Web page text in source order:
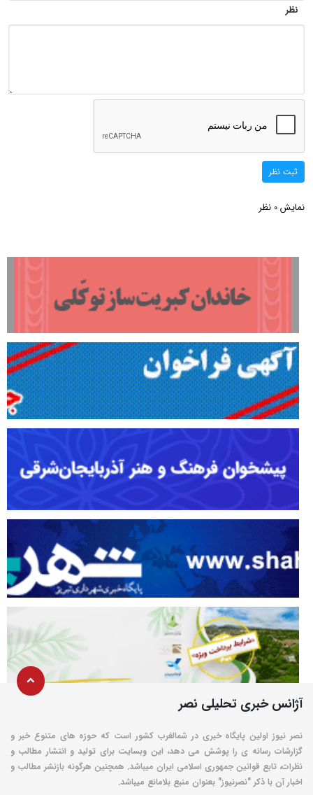
نظر
ثبت نظر
نمایش 0 نظر
آژانس خبری تحلیلی نصر
نصر نیوز اولین پایگاه خبری در شمالغرب کشور است که حوزه های متنوع خبر و
گزارشات رسانه ی را پوشش می دهد، این وبسایت برای تولید و انتشار مطالب و
نظرات، تابع قوانین جمهوری اسلامی ایران میباشد. همچنین هرگونه بازنشر مطالب و
اخبار آن با ذکر "نصرنیوز" بعنوان منبع بلامانع میباشد.